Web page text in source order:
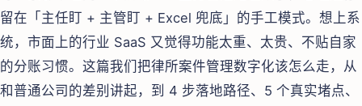
留在「主任盯 + 主管盯 + Excel 兜底」的手工模式。想上系
统，市面上的行业 SaaS 又觉得功能太重、太贵、不贴自家
的分账习惯。这篇我们把律所案件管理数字化该怎么走，从
和普通公司的差别讲起，到 4 步落地路径、5 个真实堵点、